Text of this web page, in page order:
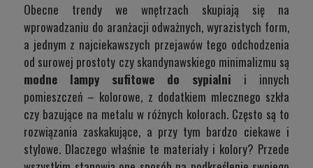
Obecne trendy we wnętrzach skupiają się na
wprowadzaniu do aranżacji odważnych, wyrazistych form,
a jednym z najciekawszych przejawów tego odchodzenia
od surowej prostoty czy skandynawskiego minimalizmu są
modne lampy sufitowe do sypialni i innych
pomieszczeń – kolorowe, z dodatkiem mlecznego szkła
czy bazujące na metalu w różnych kolorach. Często są to
rozwiązania zaskakujące, a przy tym bardzo ciekawe i
stylowe. Dlaczego właśnie te materiały i kolory? Przede